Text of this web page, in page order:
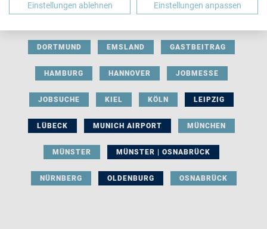
DORTMUND EMSLAND GASTBEITRAG
HAMBURG HANNOVER JOBMESSE
JOBSUCHE KIEL KÖLN LEIPZIG
LÜBECK MUNICH AIRPORT MÜNCHEN
MÜNSTER MÜNSTER | OSNABRÜCK
NÜRNBERG OLDENBURG OSNABRÜCK
Einstellungen ablehnen Einstellungen anpassen